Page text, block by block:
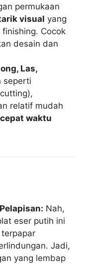
permukaan
visual yang
Cocok
desain dan
Las,
seperti
relatif mudah
waktu
Nah,
eser putih ini
Jadi,
yang lembap